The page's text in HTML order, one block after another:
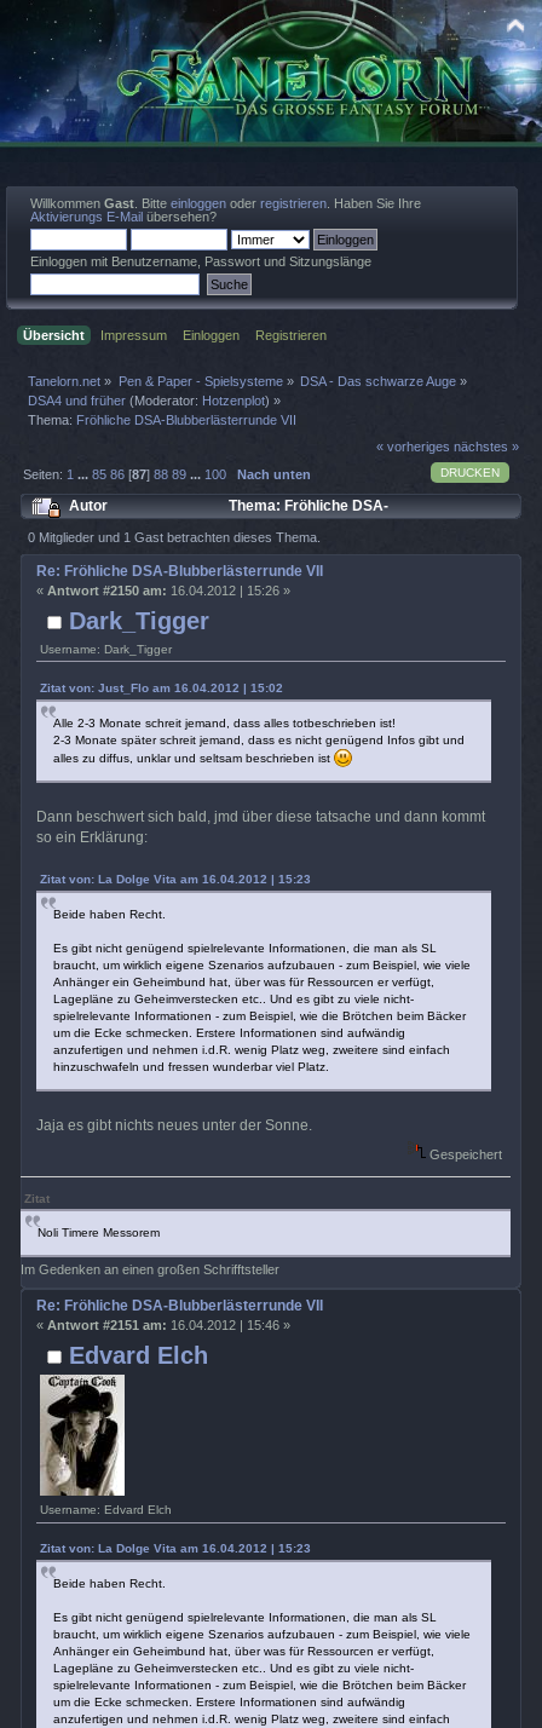
Willkommen Gast . Bitte einloggen oder registrieren . Haben Sie Ihre
Aktivierungs E-Mail übersehen?
Einloggen mit Benutzername, Passwort und Sitzungslänge
Übersicht Impressum Einloggen Registrieren
Tanelorn.net » Pen & Paper - Spielsysteme» DSA - Das schwarze Auge »
DSA4 und früher (Moderator: Hotzenplot) »
Thema: Fröhliche DSA-Blubberlästerrunde VII
« vorheriges nächstes »
DRUCKEN
Seiten: 1 ...85 86 [87]88 89 ... 100 Nach unten
Autor
Thema: Fröhliche DSA-
Blubberlästerrunde VII (Gelesen 359420 mal)
0 Mitglieder und 1 Gast betrachten dieses Thema.
Dark_Tigger
Username: Dark_Tigger
Re: Fröhliche DSA-Blubberlästerrunde VII
« Antwort #2150 am: 16.04.2012 | 15:26 »
Zitat von: Just_Flo am 16.04.2012 | 15:02
Alle 2-3 Monate schreit jemand, dass alles totbeschrieben ist!
2-3 Monate später schreit jemand, dass es nicht genügend Infos gibt und
alles zu diffus, unklar und seltsam beschrieben ist
Dann beschwert sich bald, jmd über diese tatsache und dann kommt
so ein Erklärung:
Zitat von: La Dolge Vita am 16.04.2012 | 15:23
Beide haben Recht.
Es gibt nicht genügend spielrelevante Informationen, die man als SL
braucht, um wirklich eigene Szenarios aufzubauen - zum Beispiel, wie viele
Anhänger ein Geheimbund hat, über was für Ressourcen er verfügt,
Lagepläne zu Geheimverstecken etc.. Und es gibt zu viele nicht-
spielrelevante Informationen - zum Beispiel, wie die Brötchen beim Bäcker
um die Ecke schmecken. Erstere Informationen sind aufwändig
anzufertigen und nehmen i.d.R. wenig Platz weg, zweitere sind einfach
hinzuschwafeln und fressen wunderbar viel Platz.
Jaja es gibt nichts neues unter der Sonne.
Gespeichert
Zitat
Noli Timere Messorem
Im Gedenken an einen großen Schrifftsteller
Edvard Elch
Username: Edvard Elch
Re: Fröhliche DSA-Blubberlästerrunde VII
« Antwort #2151 am: 16.04.2012 | 15:46 »
Zitat von: La Dolge Vita am 16.04.2012 | 15:23
Beide haben Recht.
Es gibt nicht genügend spielrelevante Informationen, die man als SL
braucht, um wirklich eigene Szenarios aufzubauen - zum Beispiel, wie viele
Anhänger ein Geheimbund hat, über was für Ressourcen er verfügt,
Lagepläne zu Geheimverstecken etc.. Und es gibt zu viele nicht-
spielrelevante Informationen - zum Beispiel, wie die Brötchen beim Bäcker
um die Ecke schmecken. Erstere Informationen sind aufwändig
anzufertigen und nehmen i.d.R. wenig Platz weg, zweitere sind einfach